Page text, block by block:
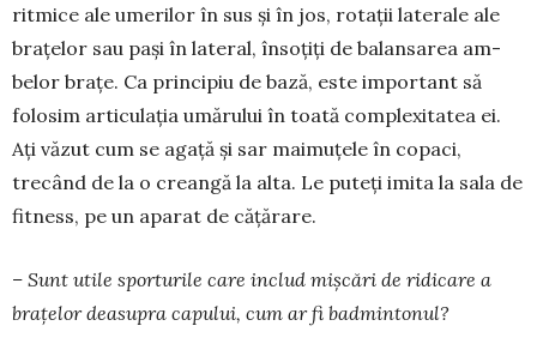
ritmice ale umerilor în sus și în jos, rotații laterale ale
brațe­lor sau pași în lateral, însoțiți de balansarea am­
belor brațe. Ca principiu de bază, este important să
folosim articulația umărului în toată com­ple­xitatea ei.
Ați văzut cum se agață și sar mai­muțele în copaci,
trecând de la o creangă la alta. Le puteți imita la sala de
fitness, pe un aparat de cățărare.
– Sunt utile sporturile care includ mișcări de ridicare a
brațelor deasupra capului, cum ar fi badmintonul?